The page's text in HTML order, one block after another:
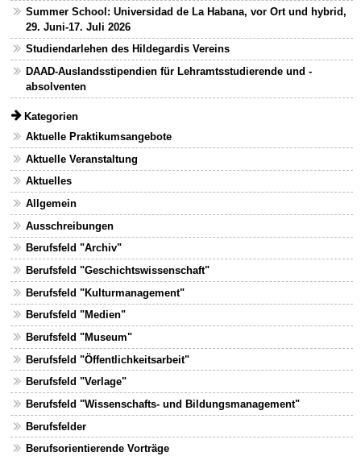
Summer School: Universidad de La Habana, vor Ort und hybrid,
29. Juni-17. Juli 2026
Studiendarlehen des Hildegardis Vereins
DAAD-Auslandsstipendien für Lehramtsstudierende und -
absolventen
Kategorien
Aktuelle Praktikumsangebote
Aktuelle Veranstaltung
Aktuelles
Allgemein
Ausschreibungen
Berufsfeld "Archiv"
Berufsfeld "Geschichtswissenschaft"
Berufsfeld "Kulturmanagement"
Berufsfeld "Medien"
Berufsfeld "Museum"
Berufsfeld "Öffentlichkeitsarbeit"
Berufsfeld "Verlage"
Berufsfeld "Wissenschafts- und Bildungsmanagement"
Berufsfelder
Berufsorientierende Vorträge